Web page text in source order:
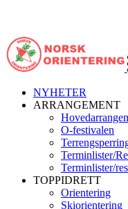
NYHETER
ARRANGEMENT
O-festivalen
Terminlister/
Terminlister/
TOPPIDRETT
Orientering
Skiorientering